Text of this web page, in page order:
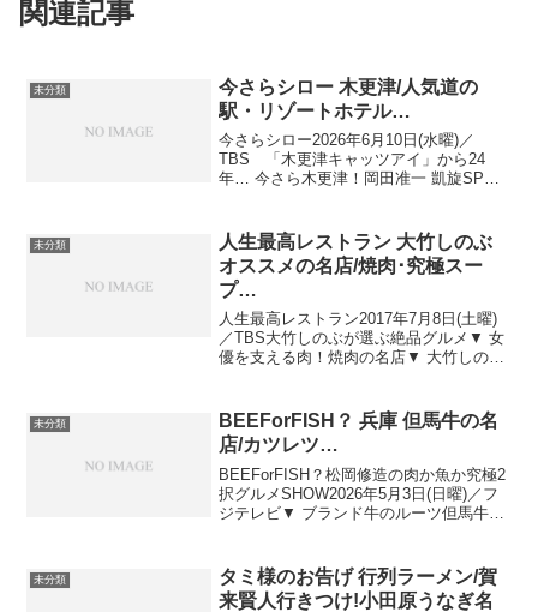
関連記事
未分類
今さらシロー 木更津/人気道の
駅・リゾートホテル…
今さらシロー2026年6月10日(水曜)／
TBS 「木更津キャッツアイ」から24
年… 今さら木更津！岡田准一 凱旋SP住
ドラマ木更津で訪れたお店など 出演者：
岡田准一...
未分類
人生最高レストラン 大竹しのぶ
オススメの名店/焼肉･究極スー
プ…
人生最高レストラン2017年7月8日(土曜)
／TBS大竹しのぶが選ぶ絶品グルメ▼ 女
優を支える肉！焼肉の名店▼ 大竹しのぶ
極みと絶賛！女子の喜びのスープ お肌
ツ...
未分類
BEEForFISH？ 兵庫 但馬牛の名
店/カツレツ…
BEEForFISH？松岡修造の肉か魚か究極2
択グルメSHOW2026年5月3日(日曜)／フ
ジテレビ▼ ブランド牛のルーツ但馬牛or
理の名店兵庫：ブランド牛のルー...
未分類
タミ様のお告げ 行列ラーメン/賀
来賢人行きつけ!小田原うなぎ名